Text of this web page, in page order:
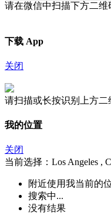
请在微信中扫描下方二维
下载 App
关闭
请扫描或长按识别上方二
我的位置
关闭
当前选择：Los Angeles ,
附近使用我当前的
搜索中...
没有结果